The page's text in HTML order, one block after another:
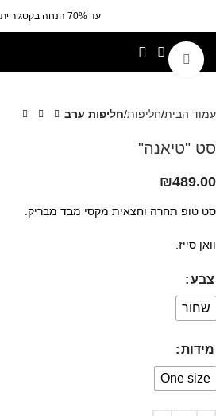
עד 70% הנחה בקטגוריית הסייל
לחצי להגדלה
עמוד הבית חליפות חליפות ערב
סט "טיאנה"
₪489.00
סט טופ תחרה וחצאית מקסי מבד מבריק.
וואן סייז.
צבע
שחור
מידות
One size